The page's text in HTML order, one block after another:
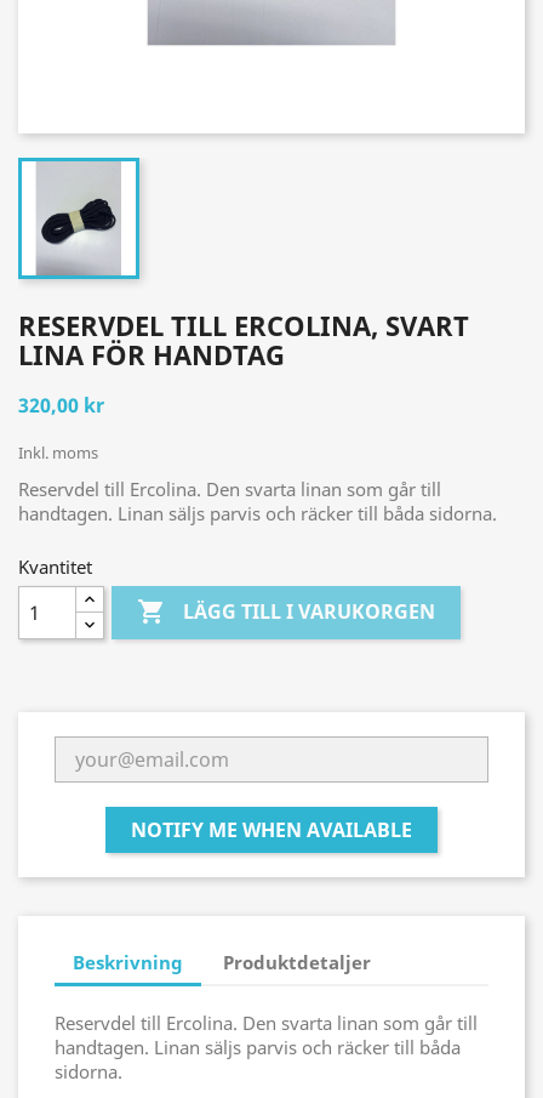
RESERVDEL TILL ERCOLINA, SVART
LINA FÖR HANDTAG
320,00 kr
Inkl. moms
Reservdel till Ercolina. Den svarta linan som går till
handtagen. Linan säljs parvis och räcker till båda sidorna.
Kvantitet
 LÄGG TILL I VARUKORGEN
NOTIFY ME WHEN AVAILABLE
Beskrivning Produktdetaljer
Reservdel till Ercolina. Den svarta linan som går till
handtagen. Linan säljs parvis och räcker till båda
sidorna.